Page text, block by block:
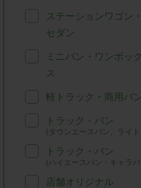
ステーションワゴン・
セダン
ミニバン・ワンボック
ス
軽トラック・商用バン
トラック・バン
(タウンエースバン、ライ
トラック・バン
(ハイエースバン・キャラ
店舗オリジナル